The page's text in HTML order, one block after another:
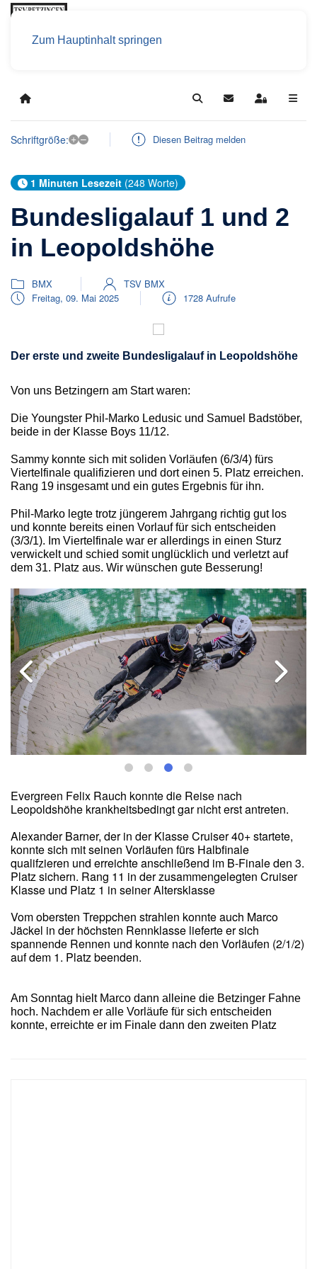
Zum Hauptinhalt springen
Home SearchUpdatesSign In
Schriftgröße: + – Diesen Beitrag melden
1 Minuten Lesezeit (248 Worte)
Bundesligalauf 1 und 2
in Leopoldshöhe
BMX
TSV BMX
Freitag, 09. Mai 2025
1728 Aufrufe
Der erste und zweite Bundesligalauf in Leopoldshöhe
Von uns Betzingern am Start waren:
Die Youngster Phil-Marko Ledusic und Samuel Badstöber,
beide in der Klasse Boys 11/12.
Sammy konnte sich mit soliden Vorläufen (6/3/4) fürs
Viertelfinale qualifizieren und dort einen 5. Platz erreichen.
Rang 19 insgesamt und ein gutes Ergebnis für ihn.
Phil-Marko legte trotz jüngerem Jahrgang richtig gut los
und konnte bereits einen Vorlauf für sich entscheiden
(3/3/1). Im Viertelfinale war er allerdings in einen Sturz
verwickelt und schied somit unglücklich und verletzt auf
dem 31. Platz aus. Wir wünschen gute Besserung!
Evergreen Felix Rauch konnte die Reise nach
Leopoldshöhe krankheitsbedingt gar nicht erst antreten.
Alexander Barner, der in der Klasse Cruiser 40+ startete,
konnte sich mit seinen Vorläufen fürs Halbfinale
qualifzieren und erreichte anschließend im B-Finale den 3.
Platz sichern. Rang 11 in der zusammengelegten Cruiser
Klasse und Platz 1 in seiner Altersklasse
Vom obersten Treppchen strahlen konnte auch Marco
Jäckel in der höchsten Rennklasse lieferte er sich
spannende Rennen und konnte nach den Vorläufen (2/1/2)
auf dem 1. Platz beenden.
Am Sonntag hielt Marco dann alleine die Betzinger Fahne
hoch. Nachdem er alle Vorläufe für sich entscheiden
konnte, erreichte er im Finale dann den zweiten Platz